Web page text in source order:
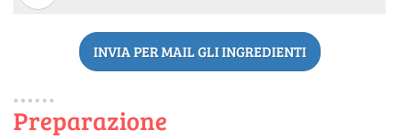
INVIA PER MAIL GLI INGREDIENTI
Preparazione